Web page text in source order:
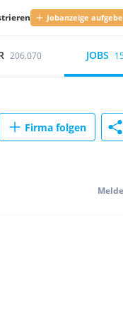
Jobanzeige
206.070 JOBS
Firma folgen